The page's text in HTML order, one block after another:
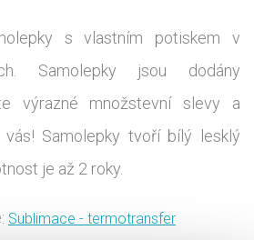
s vlastním potiskem v
Samolepky jsou dodány
výrazné množstevní slevy a
Samolepky tvoří bílý lesklý
je až 2 roky.
Sublimace - termotransfer